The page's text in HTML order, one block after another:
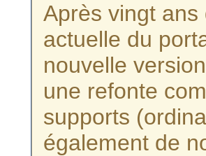
Après vingt
actuelle du
nouvelle
une refonte
supports
également de